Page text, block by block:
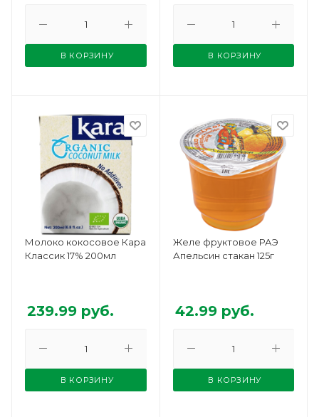
В КОРЗИНУ В КОРЗИНУ
Молоко кокосовое Кара
Классик 17% 200мл
239.99 руб.
В КОРЗИНУ
Желе фруктовое РАЭ
Апельсин стакан 125г
42.99руб.
В КОРЗИНУ